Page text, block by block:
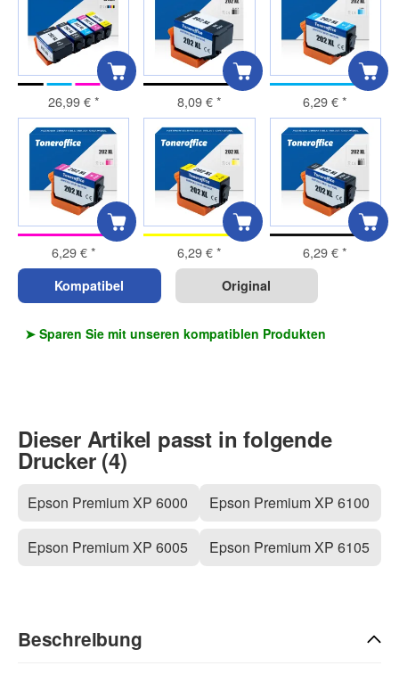
26,99 €* 8,09 €* 6,29 €*
6,29 €* 6,29 €* 6,29 €*
Kompatibel Original
➤ Sparen Sie mit unseren kompatiblen Produkten
Dieser Artikel passt in folgende
Drucker (4)
Epson Premium XP 6000
Epson Premium XP 6005
Epson Premium XP 6100
Epson Premium XP 6105
Beschreibung